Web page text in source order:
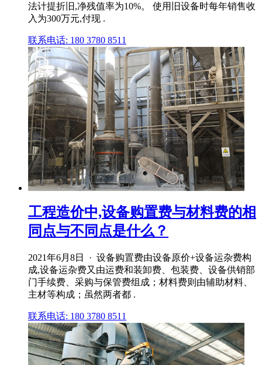
法计提折旧,净残值率为10%。 使用旧设备时每年销售收
入为300万元,付现 .
联系电话: 180 3780 8511
工程造价中,设备购置费与材料费的相
同点与不同点是什么？
2021年6月8日 · 设备购置费由设备原价+设备运杂费构
成,设备运杂费又由运费和装卸费、包装费、设备供销部
门手续费、采购与保管费组成；材料费则由辅助材料、
主材等构成；虽然两者都 .
联系电话: 180 3780 8511